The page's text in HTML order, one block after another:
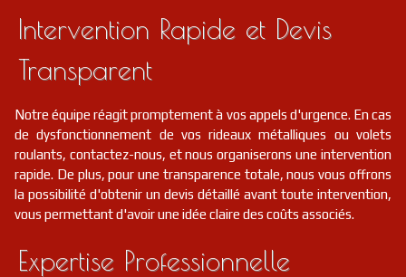
Intervention Rapide et Devis
Transparent
Notre équipe réagit promptement à vos appels d'urgence. En cas
de dysfonctionnement de vos rideaux métalliques ou volets
roulants, contactez-nous, et nous organiserons une intervention
rapide. De plus, pour une transparence totale, nous vous offrons
la possibilité d'obtenir un devis détaillé avant toute intervention,
vous permettant d'avoir une idée claire des coûts associés.
Expertise Professionnelle